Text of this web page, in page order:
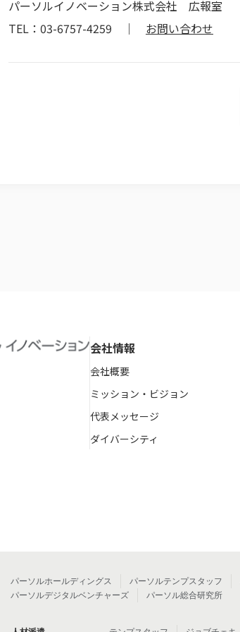
パーソルイノベーション株式会社 広報室
TEL：03-6757-4259 ｜ お問い合わせ
会社情報
会社概要
ミッション・ビジョン
代表メッセージ
ダイバーシティ
パーソルホールディングス パーソルテンプスタッフ
パーソルデジタルベンチャーズ
パーソル総合研究所